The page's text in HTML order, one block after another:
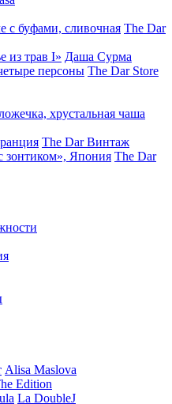
с буфами, сливочная The Dar
из трав I» Даша Сурма
персоны The Dar Store
хрустальная чаша
The Dar Винтаж
зонтиком», Япония The Dar
Alisa Maslova
Edition
La DoubleJ